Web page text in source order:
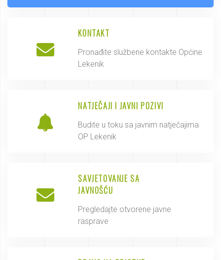
KONTAKT
Pronađite službene kontakte Općine
Lekenik
NATJEČAJI I JAVNI POZIVI
Budite u toku sa javnim natječajima
OP Lekenik
SAVJETOVANJE SA
JAVNOŠĆU
Pregledajte otvorene javne
rasprave